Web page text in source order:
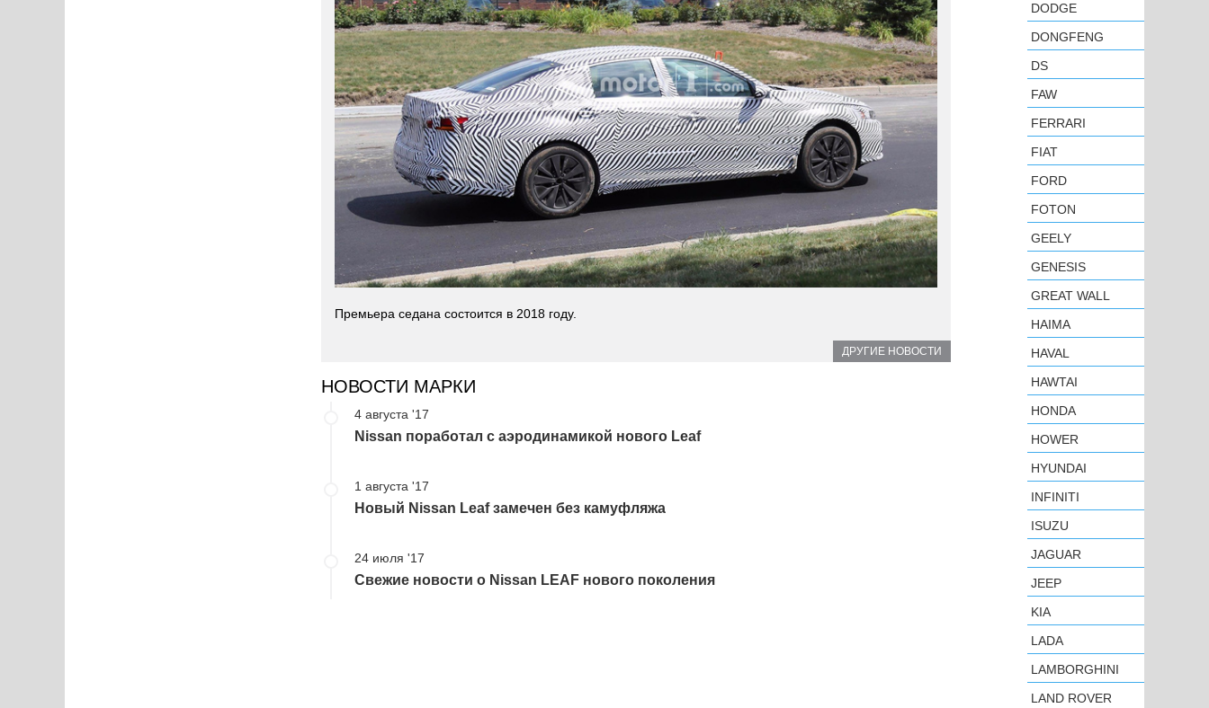
Премьера седана состоится в 2018 году.
ДРУГИЕ НОВОСТИ
НОВОСТИ МАРКИ
4 августа '17
Nissan поработал с аэродинамикой нового Leaf
1 августа '17
Новый Nissan Leaf замечен без камуфляжа
24 июля '17
Свежие новости о Nissan LEAF нового поколения
DODGE
DONGFENG
DS
FAW
FERRARI
FIAT
FORD
FOTON
GEELY
GENESIS
GREAT WALL
HAIMA
HAVAL
HAWTAI
HONDA
HOWER
HYUNDAI
INFINITI
ISUZU
JAGUAR
JEEP
KIA
LADA
LAMBORGHINI
LAND ROVER